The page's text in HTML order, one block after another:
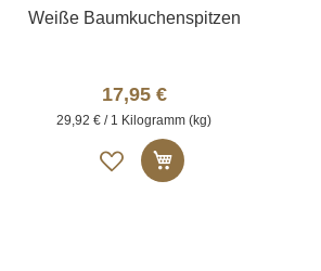
Weiße Baumkuchenspitzen
17,95 €
29,92 € / 1 Kilogramm (kg)
Auf
die
In den